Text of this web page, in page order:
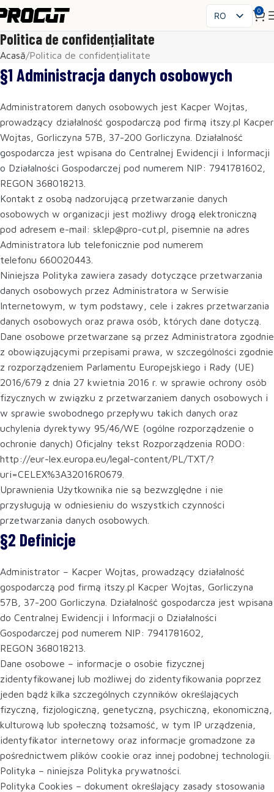
RO
CS
HU
FR
ES
IT
UK
0
Politica de confidențialitate
Acasă Politica de confidențialitate
§1 Administracja danych osobowych
Administratorem danych osobowych jest Kacper Wojtas,
prowadzący działalność gospodarczą pod firmą itszy.pl Kacper
Wojtas, Gorliczyna 57B, 37-200 Gorliczyna. Działalność
gospodarcza jest wpisana do Centralnej Ewidencji i Informacji
o Działalności Gospodarczej pod numerem NIP: 7941781602,
REGON 368018213.
Kontakt z osobą nadzorującą przetwarzanie danych
osobowych w organizacji jest możliwy drogą elektroniczną
pod adresem e-mail: sklep@pro-cut.pl, pisemnie na adres
Administratora lub telefonicznie pod numerem
telefonu 660020443.
Niniejsza Polityka zawiera zasady dotyczące przetwarzania
danych osobowych przez Administratora w Serwisie
Internetowym, w tym podstawy, cele i zakres przetwarzania
danych osobowych oraz prawa osób, których dane dotyczą.
Dane osobowe przetwarzane są przez Administratora zgodnie
z obowiązującymi przepisami prawa, w szczególności zgodnie
z rozporządzeniem Parlamentu Europejskiego i Rady (UE)
2016/679 z dnia 27 kwietnia 2016 r. w sprawie ochrony osób
fizycznych w związku z przetwarzaniem danych osobowych i
w sprawie swobodnego przepływu takich danych oraz
uchylenia dyrektywy 95/46/WE (ogólne rozporządzenie o
ochronie danych) Oficjalny tekst Rozporządzenia RODO:
http://eur-lex.europa.eu/legal-content/PL/TXT/?
uri=CELEX%3A32016R0679.
Uprawnienia Użytkownika nie są bezwzględne i nie
przysługują w odniesieniu do wszystkich czynności
przetwarzania danych osobowych.
§2 Definicje
Administrator – Kacper Wojtas, prowadzący działalność
gospodarczą pod firmą itszy.pl Kacper Wojtas, Gorliczyna
57B, 37-200 Gorliczyna. Działalność gospodarcza jest wpisana
do Centralnej Ewidencji i Informacji o Działalności
Gospodarczej pod numerem NIP: 7941781602,
REGON 368018213.
Dane osobowe – informacje o osobie fizycznej
zidentyfikowanej lub możliwej do zidentyfikowania poprzez
jeden bądź kilka szczególnych czynników określających
fizyczną, fizjologiczną, genetyczną, psychiczną, ekonomiczną,
kulturową lub społeczną tożsamość, w tym IP urządzenia,
identyfikator internetowy oraz informacje gromadzone za
pośrednictwem plików cookie oraz innej podobnej technologii.
Polityka – niniejsza Polityka prywatności.
Polityka Cookies – dokument określający zasady stosowania